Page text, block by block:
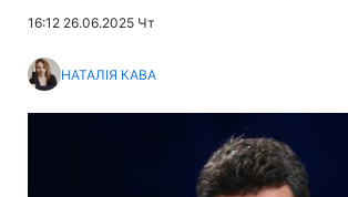
16:12 26.06.2025 Чт
НАТАЛІЯ КАВА